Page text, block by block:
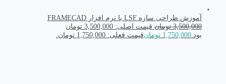
آموزش طراحی سازه LSF با نرم افزار FRAMECAD
3,500,000 تومان
قیمت اصلی: 3,500,000 تومان
بود.1,750,000 تومانقیمت فعلی: 1,750,000 تومان.